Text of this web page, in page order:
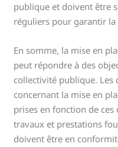
publique et doivent être
réguliers pour garantir
En somme, la mise en
peut répondre à des
collectivité publique. Les
concernant la mise en
prises en fonction de
travaux et prestations
doivent être en